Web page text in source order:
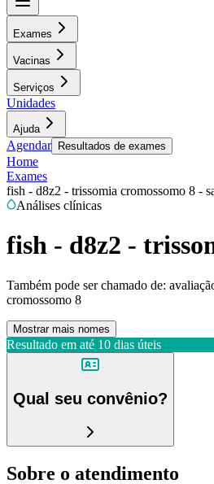
Exames
Vacinas
Serviços
Unidades
Ajuda
Agendar Resultados de exames
Home
Exames
fish - d8z2 - trissomia cromossomo 8 -
Análises clínicas
fish - d8z2 -
Também pode ser chamado de:
cromossomo 8
Mostrar mais nomes
Resultado em até 10 dias úteis
Qual seu convênio?
Sobre o atendimento